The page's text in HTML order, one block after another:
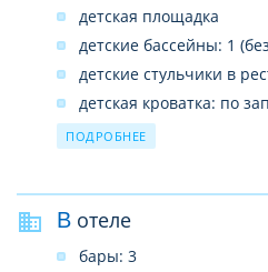
детская площадка
детские бассейны: 1
детские стульчики в
детская кроватка: по
услуги няни: по запросу,
ПОДРОБНЕЕ
В отеле
бары: 3